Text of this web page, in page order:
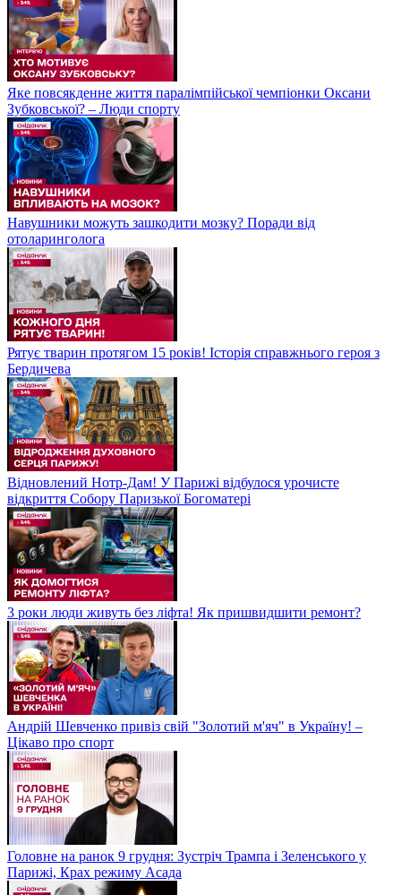
Яке повсякденне життя паралімпійської чемпіонки Оксани
Зубковської? – Люди спорту
Навушники можуть зашкодити мозку? Поради від
отоларинголога
Рятує тварин протягом 15 років! Історія справжнього героя з
Бердичева
Відновлений Нотр-Дам! У Парижі відбулося урочисте
відкриття Собору Паризької Богоматері
3 роки люди живуть без ліфта! Як пришвидшити ремонт?
Андрій Шевченко привіз свій "Золотий м'яч" в Україну! –
Цікаво про спорт
Головне на ранок 9 грудня: Зустріч Трампа і Зеленського у
Парижі, Крах режиму Асада